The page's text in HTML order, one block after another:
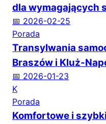
dla wymagających
📅 2026-02-25
Porada
Transylwania
Braszów i Kluż-
📅 2026-01-23
K
Porada
Komfortowe i